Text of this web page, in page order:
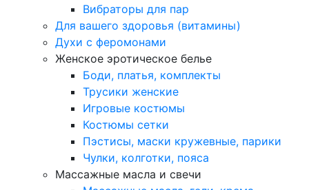
Вибраторы для пар
Для вашего здоровья (витамины)
Духи с феромонами
Женское эротическое белье
Боди, платья, комплекты
Трусики женские
Игровые костюмы
Костюмы сетки
Пэстисы, маски кружевные, парики
Чулки, колготки, пояса
Массажные масла и свечи